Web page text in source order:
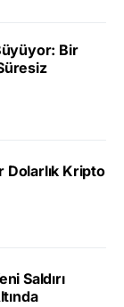
Bir
Dolarlık Kripto
Saldırı